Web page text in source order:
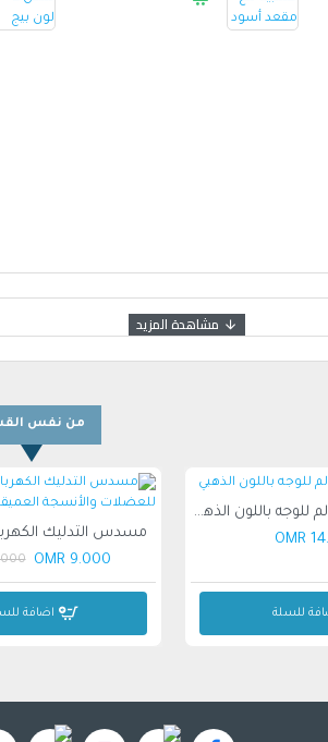
من نفس
مجموعة بيوتي بالم للوجه باللون الذهبي
للسلة
9.000 OMR
OMR
اضافة